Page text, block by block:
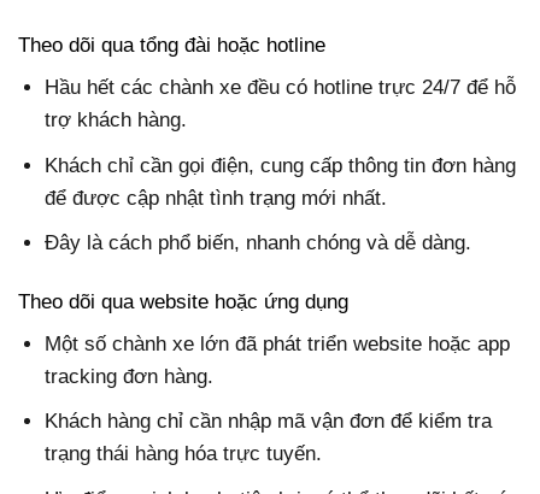
Theo dõi qua tổng đài hoặc hotline
Hầu hết các chành xe đều có hotline trực 24/7 để hỗ
trợ khách hàng.
Khách chỉ cần gọi điện, cung cấp thông tin đơn hàng
để được cập nhật tình trạng mới nhất.
Đây là cách phổ biến, nhanh chóng và dễ dàng.
Theo dõi qua website hoặc ứng dụng
Một số chành xe lớn đã phát triển website hoặc app
tracking đơn hàng.
Khách hàng chỉ cần nhập mã vận đơn để kiểm tra
trạng thái hàng hóa trực tuyến.